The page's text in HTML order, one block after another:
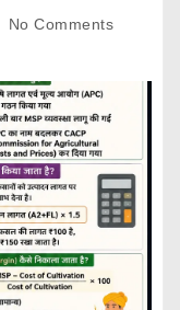
No Comments